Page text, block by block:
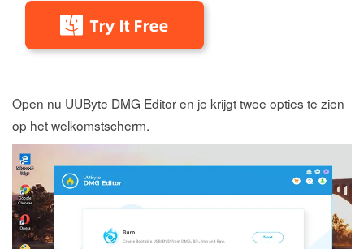
Open nu UUByte DMG Editor en je krijgt twee opties te zien
op het welkomstscherm.